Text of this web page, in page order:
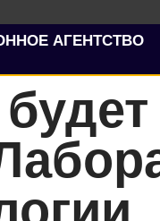
АГЕНТСТВО